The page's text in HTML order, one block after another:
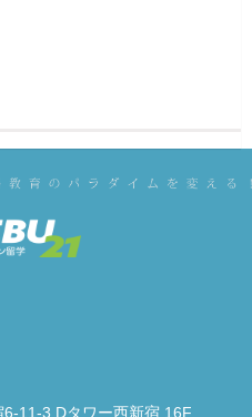
11-3 Dタワー西新宿 16F